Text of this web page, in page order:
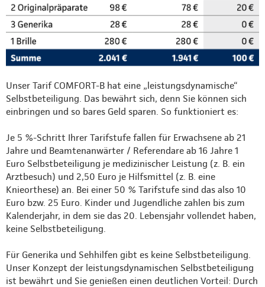
Unser Tarif COMFORT-B hat eine „leistungsdynamische“
Selbstbeteiligung. Das bewährt sich, denn Sie können sich
einbringen und so bares Geld sparen. So funktioniert es:
Je 5 %-Schritt Ihrer Tarifstufe fallen für Erwachsene ab 21
Jahre und Beamtenanwärter / Referendare ab 16 Jahre 1
Euro Selbstbeteiligung je medizinischer Leistung (z. B. ein
Arztbesuch) und 2,50 Euro je Hilfsmittel (z. B. eine
Knieorthese) an. Bei einer 50 % Tarifstufe sind das also 10
Euro bzw. 25 Euro. Kinder und Jugendliche zahlen bis zum
Kalenderjahr, in dem sie das 20. Lebensjahr vollendet haben,
keine Selbstbeteiligung.
Für Generika und Sehhilfen gibt es keine Selbstbeteiligung.
Unser Konzept der leistungsdynamischen Selbstbeteiligung
ist bewährt und Sie genießen einen deutlichen Vorteil: Durch